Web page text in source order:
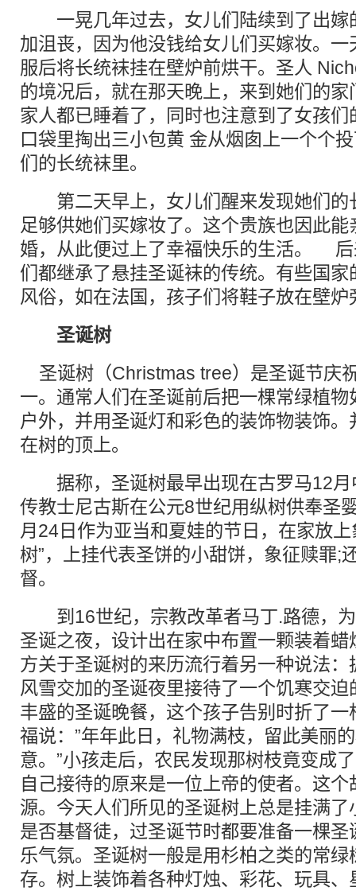
一晃几年过去，女儿们陆续到了出嫁
加沮丧，因为他没钱给女儿们买嫁妆。
服后将长统袜挂在壁炉前烘干。圣人
的境况后，就在那天晚上，来到她们的
家人都已睡着了，同时也注意到了女孩
口袋里掏出三小包黄 金从烟囱上一个个
们的长统袜里。
第二天早上，女儿们醒来发现她们的
足够供她们买嫁妆了。这个贵族也因此
婚，从此便过上了幸福快乐的生活。 后
们都继承了悬挂圣诞袜的传统。有些国
风俗，如在法国，孩子们将鞋子放在壁炉
圣诞树
圣诞树（Christmas tree）是圣诞节庆
一。通常人们在圣诞前后把一棵常绿植
户外，并用圣诞灯和彩色的装饰物装饰
在树的顶上。
据称，圣诞树最早出现在古罗马12月
传教士尼古斯在公元8世纪用纵树供奉圣
月24日作为亚当和夏娃的节日，在家放
树”，上挂代表圣饼的小甜饼，象征赎罪;
督。
到16世纪，宗教改革者马丁.路德，为
圣诞之夜，设计出在家中布置一颗装着
方关于圣诞树的来历流行着另一种说法
风雪交加的圣诞夜里接待了一个饥寒交
丰盛的圣诞晚餐，这个孩子告别时折了
福说：”年年此日，礼物满枝，留此美丽
意。”小孩走后，农民发现那树枝竟变成
自己接待的原来是一位上帝的使者。这
源。今天人们所见的圣诞树上总是挂满
是否基督徒，过圣诞节时都要准备一棵
乐气氛。圣诞树一般是用杉柏之类的常
存。树上装饰着各种灯烛、彩花、玩具